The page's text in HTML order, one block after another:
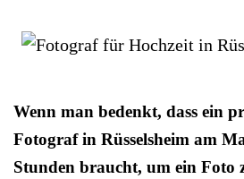
Wenn man bedenkt, dass ein
Fotograf in Rüsselsheim am
Stunden braucht, um ein Foto